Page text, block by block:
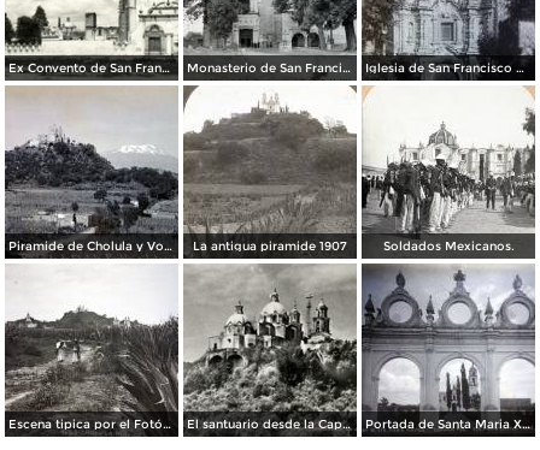
Ex Convento de San Francisco Monasterio de San Francisco cerca de Cholula, por el fotógrafo T. Enami, de Yokohama, Japón (1934) Iglesia de San Francisco Acatepec Cholula Puebla.
Piramide de Cholula y Volcan Ixtaccihuatl. La antigua piramide 1907 Soldados Mexicanos.
Escena tipica por el Fotógrafo Hugo Brehme. El santuario desde la Capilla Real Portada de Santa Maria Xixitla.